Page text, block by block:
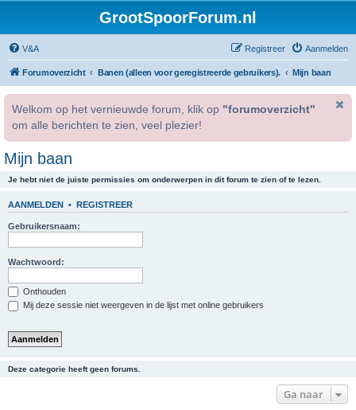
GrootSpoorForum.nl
V&A Aanmelden
Registreer
Forumoverzicht Banen (alleen voor geregistreerde gebruikers). Mijn baan
Welkom op het vernieuwde forum, klik op "forumoverzicht"
om alle berichten te zien, veel plezier!
Mijn baan
Je hebt niet de juiste permissies om onderwerpen in dit forum te zien of te lezen.
AANMELDEN • REGISTREER
Gebruikersnaam:
Wachtwoord:
Onthouden
Mij deze sessie niet weergeven in de lijst met online gebruikers
Deze categorie heeft geen forums.
Ga naar